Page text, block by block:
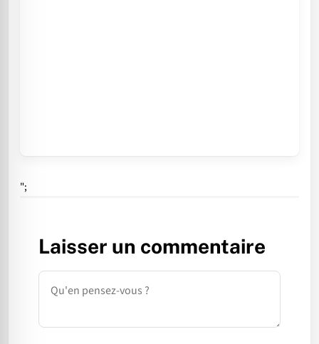
";
Laisser un commentaire
Commentaire